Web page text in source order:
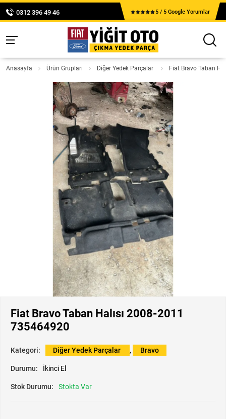
0312 396 49 46 5 / 5 Google Yorumlar
Anasayfa Ürün Grupları Diğer Yedek Parçalar Fiat Bravo Taban
Fiat Bravo Taban Halısı 2008-2011
735464920
Kategori: Diğer Yedek Parçalar , Bravo
Durumu: İkinci El
Stok Durumu: Stokta Var